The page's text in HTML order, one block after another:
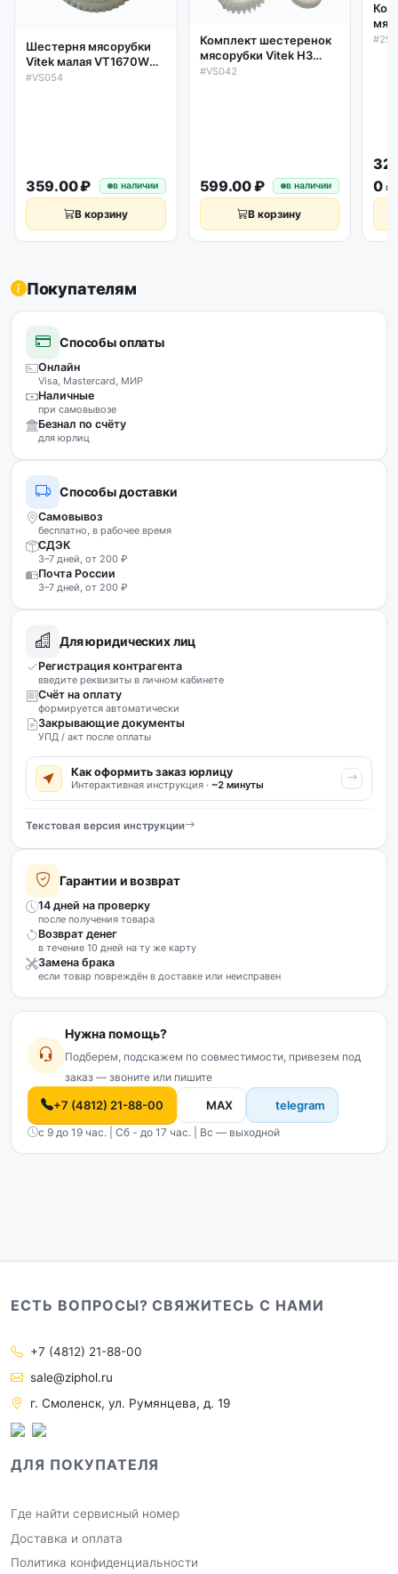
Шестерня мясорубки
Vitek малая VT1670W
D52/22мм, зубья
#VS054
359.00 ₽ в наличии
В корзину
Комплект шестеренок
мясорубки Vitek Н3
VS042 Зам.
#VS042
599.00 ₽ в наличии
В корзину
0 ₽
Покупателям
Способы оплаты
Онлайн
Visa, Mastercard, МИР
Наличные
при самовывозе
Безнал по счёту
для юрлиц
Способы доставки
Самовывоз
бесплатно, в рабочее время
СДЭК
3–7 дней, от 200 ₽
Почта России
3–7 дней, от 200 ₽
Для юридических лиц
Регистрация контрагента
введите реквизиты в личном кабинете
Счёт на оплату
формируется автоматически
Закрывающие документы
УПД / акт после оплаты
Как оформить заказ юрлицу
Интерактивная инструкция · ~2 минуты
Текстовая версия инструкции
Гарантии и возврат
14 дней на проверку
после получения товара
Возврат денег
в течение 10 дней на ту же карту
Замена брака
если товар повреждён в доставке или неисправен
Нужна помощь?
Подберем, подскажем по совместимости, привезем под
заказ — звоните или пишите
+7 (4812) 21-88-00 MAX telegram
с 9 до 19 час. | Сб - до 17 час. | Вс — выходной
ЕСТЬ ВОПРОСЫ? СВЯЖИТЕСЬ С НАМИ
+7 (4812) 21-88-00
sale@ziphol.ru
г. Смоленск, ул. Румянцева, д. 19
ДЛЯ ПОКУПАТЕЛЯ
Где найти сервисный номер
Доставка и оплата
Политика конфиденциальности